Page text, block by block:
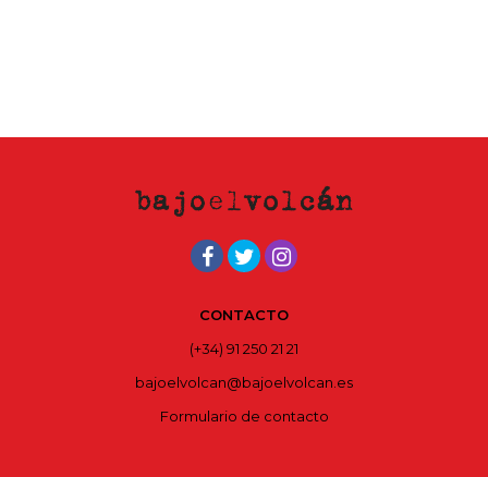
CONTACTO
(+34) 91 250 21 21
bajoelvolcan@bajoelvolcan.es
Formulario de contacto